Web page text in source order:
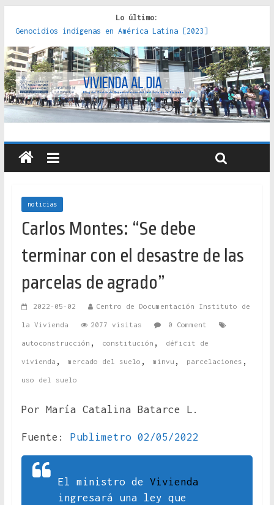
Lo último:
Genocidios indígenas en América Latina [2023]
Estudios sobre la espacialización de los Estados :
políticas, prácticas y representaciones [2022]
Donde el pedernal choca con el acero : hacia una teoría
crítica de las fronteras latinoamericanas [2020]
Criterios técnicos para una vivienda adecuada [2019]
Red de consultorios de la Caja del Seguro Obrero en
Santiago : un patrimonio emblemático [2014]
noticias
Carlos Montes: “Se debe
terminar con el desastre de las
parcelas de agrado”
2022-05-02 Centro de Documentación Instituto de
la Vivienda 2077 visitas 0 Comment
autoconstrucción , constitución , déficit de
vivienda , mercado del suelo , minvu , parcelaciones ,
uso del suelo
Por María Catalina Batarce L.
Fuente: Publimetro 02/05/2022
El ministro de Vivienda
ingresará una ley que